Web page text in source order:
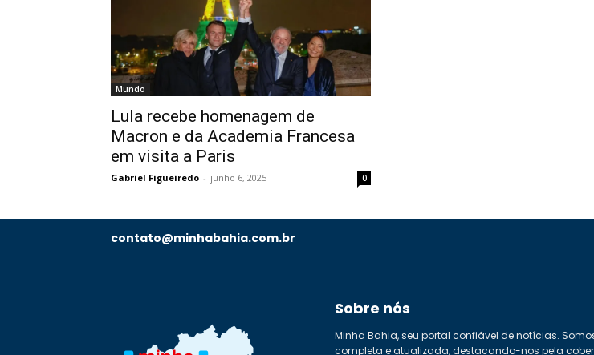
Mundo
Lula recebe homenagem de
Macron e da Academia Francesa
em visita a Paris
Gabriel Figueiredo - junho 6, 2025 0
contato@minhabahia.com.br
Sobre nós
Minha Bahia, seu portal confiável de notícias.
completa e atualizada, destacando-nos pela